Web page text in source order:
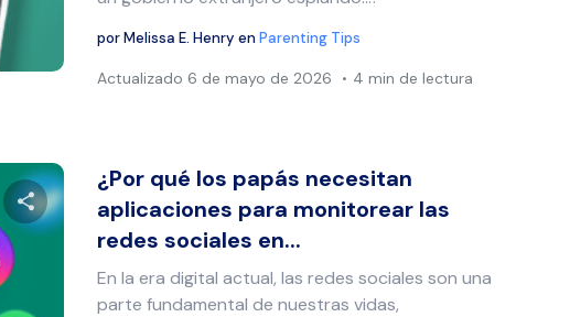
Facebook Copiar enlace
porMelissa E. Henry enParenting Tips
Actualizado 6 de mayo de 2026 4 min de lectura
Comparte este artículo
¿Por qué los papás necesitan
aplicaciones para monitorear las
redes sociales en...
En la era digital actual, las redes sociales son una
parte fundamental de nuestras vidas,